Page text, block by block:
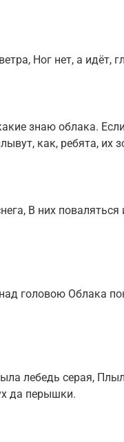
Ног нет, а идёт,
знаю облака.
как, ребята, их
В них
головою Облака
лебедь серая,
да перышки.